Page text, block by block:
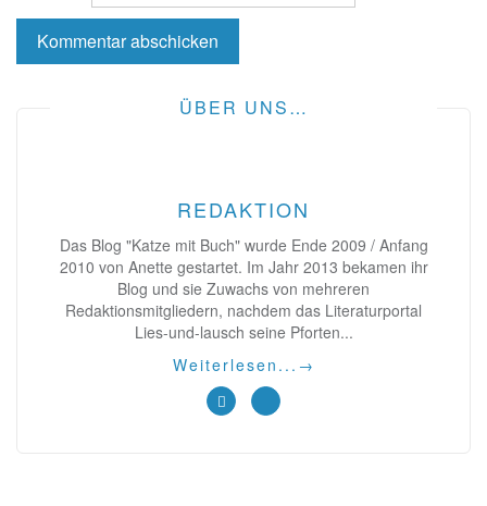
ÜBER UNS…
REDAKTION
Das Blog "Katze mit Buch" wurde Ende 2009 / Anfang
2010 von Anette gestartet. Im Jahr 2013 bekamen ihr
Blog und sie Zuwachs von mehreren
Redaktionsmitgliedern, nachdem das Literaturportal
Lies-und-lausch seine Pforten...
Weiterlesen... →